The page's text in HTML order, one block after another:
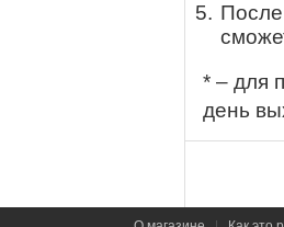
После
* – для
день